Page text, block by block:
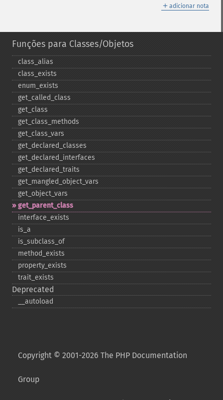
＋ adicionar nota
Funções para Classes/Objetos
class_​alias
class_​exists
enum_​exists
get_​called_​class
get_​class
get_​class_​methods
get_​class_​vars
get_​declared_​classes
get_​declared_​interfaces
get_​declared_​traits
get_​mangled_​object_​vars
get_​object_​vars
get_​parent_​class
interface_​exists
is_​a
is_​subclass_​of
method_​exists
property_​exists
trait_​exists
Deprecated
_​_​autoload
Copyright © 2001-2026 The PHP Documentation
Group